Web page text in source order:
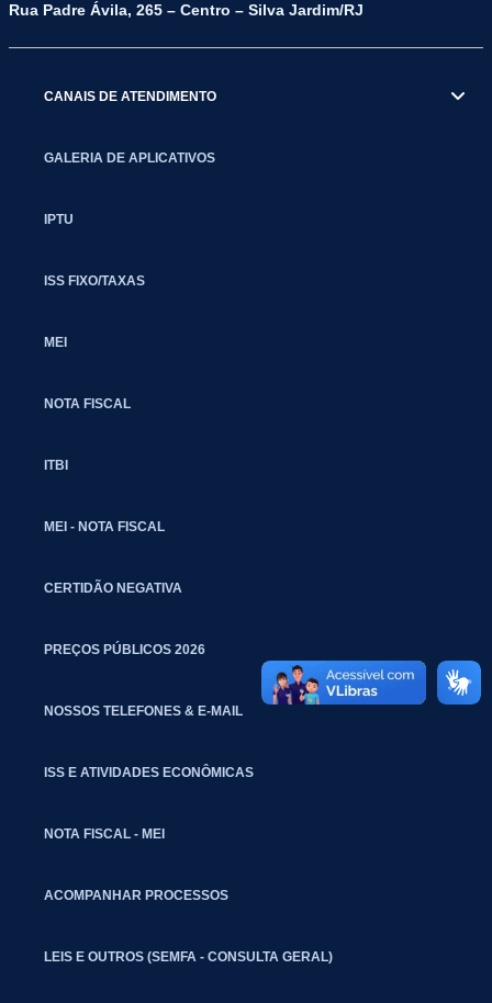
Rua Padre Ávila, 265 – Centro – Silva Jardim/RJ
CANAIS DE ATENDIMENTO
GALERIA DE APLICATIVOS
IPTU
ISS FIXO/TAXAS
MEI
NOTA FISCAL
ITBI
MEI - NOTA FISCAL
CERTIDÃO NEGATIVA
PREÇOS PÚBLICOS 2026
NOSSOS TELEFONES & E-MAIL
ISS E ATIVIDADES ECONÔMICAS
NOTA FISCAL - MEI
ACOMPANHAR PROCESSOS
LEIS E OUTROS (SEMFA - CONSULTA GERAL)